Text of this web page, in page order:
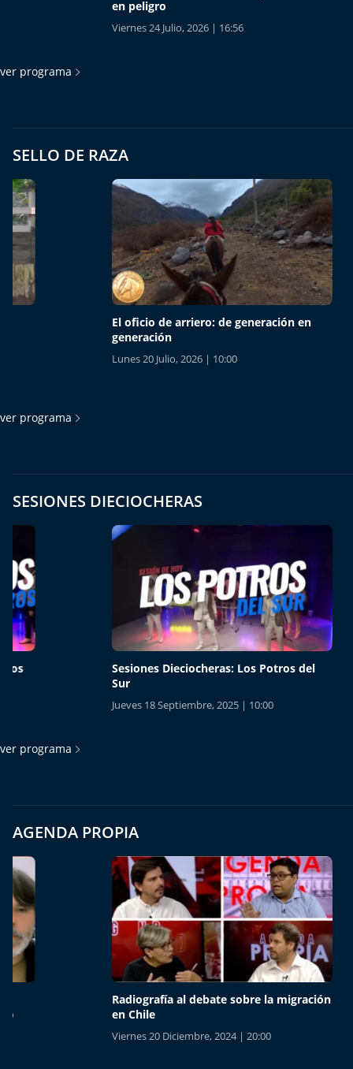
Viernes 24 Julio, 2026 | 16:56
ver programa
SELLO DE RAZA
El oficio de arriero: de generación en
Lunes 20 Julio, 2026 | 10:00
ver programa
SESIONES DIECIOCHERAS
Sesiones Dieciocheras: Los Potros del
Jueves 18 Septiembre, 2025 | 10:00
ver programa
AGENDA PROPIA
Radiografía al debate sobre la migración
en Chile
Viernes 20 Diciembre, 2024 | 20:00
Modelo